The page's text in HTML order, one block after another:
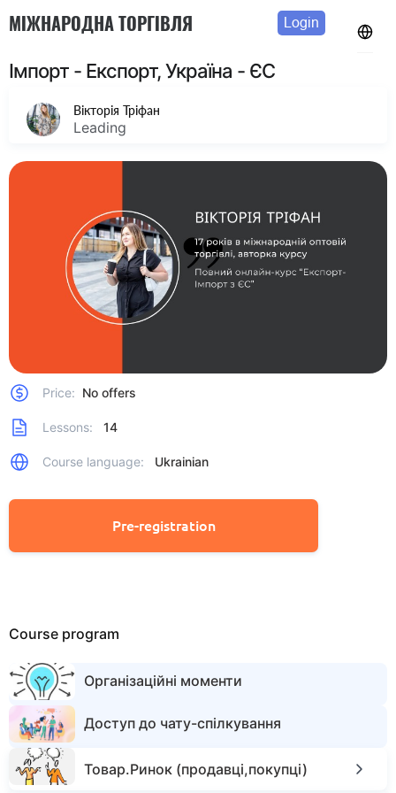
МІЖНАРОДНА ТОРГІВЛЯ Login
Імпорт - Експорт, Україна - ЄС
Вікторія Тріфан
Leading
Price: No offers
Lessons: 14
Course language: Ukrainian
Pre-registration
Course program
Організаційні моменти
Доступ до чату-спілкування
Товар.Ринок (продавці,покупці)